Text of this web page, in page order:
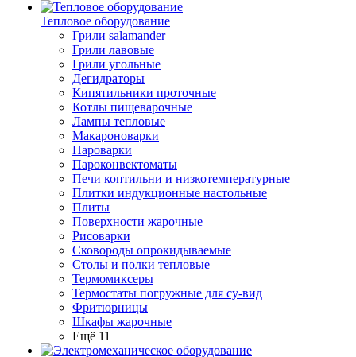
Тепловое оборудование
Грили salamander
Грили лавовые
Грили угольные
Дегидраторы
Кипятильники проточные
Котлы пищеварочные
Лампы тепловые
Макароноварки
Пароварки
Пароконвектоматы
Печи коптильни и низкотемпературные
Плитки индукционные настольные
Плиты
Поверхности жарочные
Рисоварки
Сковороды опрокидываемые
Столы и полки тепловые
Термомиксеры
Термостаты погружные для су-вид
Фритюрницы
Шкафы жарочные
Ещё 11